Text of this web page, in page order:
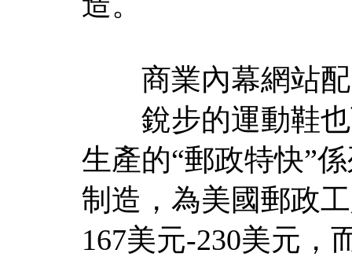
商業內幕網站配
銳步的運動鞋也
生產的“郵政特快”
制造，為美國郵政
167美元-230美元，